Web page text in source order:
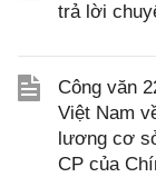
trả lời
Công văn
Việt Nam
lương cơ
CP của